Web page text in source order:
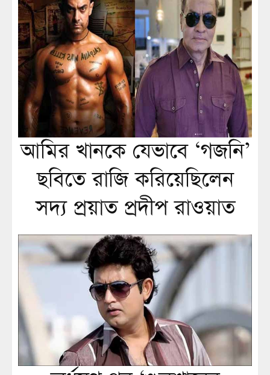
আমির খানকে যেভাবে ‘গজনি’
ছবিতে রাজি করিয়েছিলেন
সদ্য প্রয়াত প্রদীপ রাওয়াত